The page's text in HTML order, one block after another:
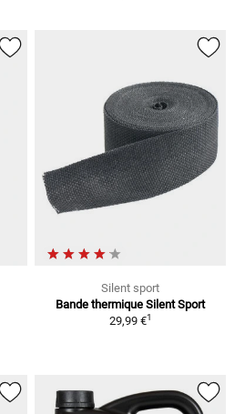
Silent sport
Bande thermique Silent Sport
29,99 €1